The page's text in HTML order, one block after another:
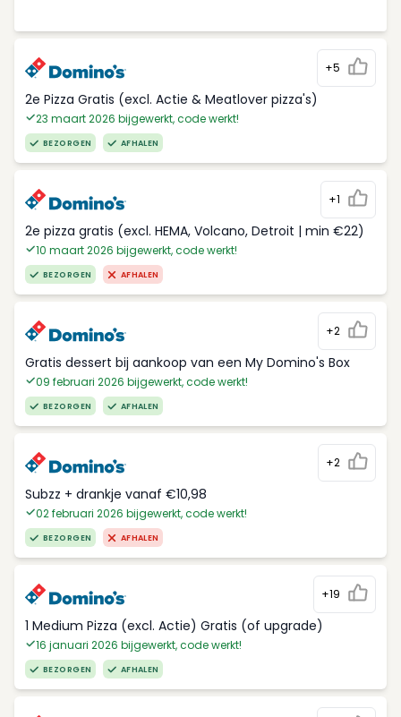
+5
2e Pizza Gratis (excl. Actie & Meatlover pizza's)
23 maart 2026 bijgewerkt, code werkt!
BEZORGEN AFHALEN
+1
2e pizza gratis (excl. HEMA, Volcano, Detroit | min €22)
10 maart 2026 bijgewerkt, code werkt!
BEZORGEN AFHALEN
+2
Gratis dessert bij aankoop van een My Domino's Box
09 februari 2026 bijgewerkt, code werkt!
BEZORGEN AFHALEN
+2
Subzz + drankje vanaf €10,98
02 februari 2026 bijgewerkt, code werkt!
BEZORGEN AFHALEN
+19
1 Medium Pizza (excl. Actie) Gratis (of upgrade)
16 januari 2026 bijgewerkt, code werkt!
BEZORGEN AFHALEN